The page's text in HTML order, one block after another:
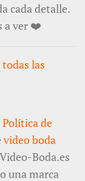
cada detalle.
a ver ❤️
las
Política de
video boda
Boda.es
una marca